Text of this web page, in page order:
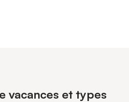
vacances et types